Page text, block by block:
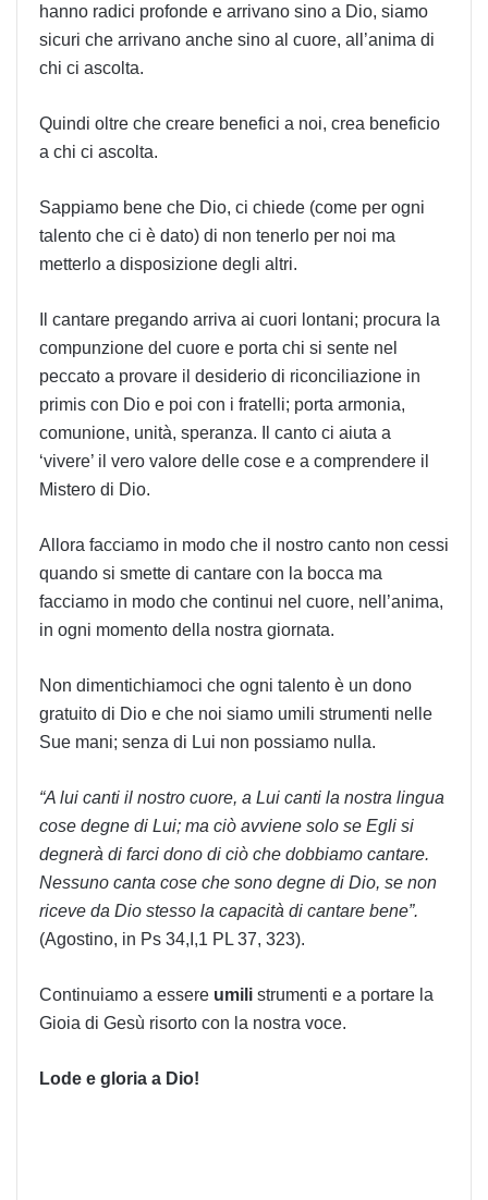
hanno radici profonde e arrivano sino a Dio, siamo
sicuri che arrivano anche sino al cuore, all’anima di
chi ci ascolta.
Quindi oltre che creare benefici a noi, crea beneficio
a chi ci ascolta.
Sappiamo bene che Dio, ci chiede (come per ogni
talento che ci è dato) di non tenerlo per noi ma
metterlo a disposizione degli altri.
Il cantare pregando arriva ai cuori lontani; procura la
compunzione del cuore e porta chi si sente nel
peccato a provare il desiderio di riconciliazione in
primis con Dio e poi con i fratelli; porta armonia,
comunione, unità, speranza. Il canto ci aiuta a
‘vivere’ il vero valore delle cose e a comprendere il
Mistero di Dio.
Allora facciamo in modo che il nostro canto non cessi
quando si smette di cantare con la bocca ma
facciamo in modo che continui nel cuore, nell’anima,
in ogni momento della nostra giornata.
Non dimentichiamoci che ogni talento è un dono
gratuito di Dio e che noi siamo umili strumenti nelle
Sue mani; senza di Lui non possiamo nulla.
“A lui canti il nostro cuore, a Lui canti la nostra lingua
cose degne di Lui; ma ciò avviene solo se Egli si
degnerà di farci dono di ciò che dobbiamo cantare.
Nessuno canta cose che sono degne di Dio, se non
riceve da Dio stesso la capacità di cantare bene”.
(Agostino, in Ps 34,I,1 PL 37, 323).
Continuiamo a essere umili strumenti e a portare la
Gioia di Gesù risorto con la nostra voce.
Lode e gloria a Dio!